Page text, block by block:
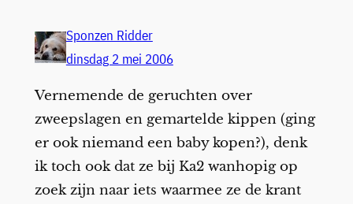
Sponzen Ridder
dinsdag 2 mei 2006
Vernemende de geruchten over
zweepslagen en gemartelde kippen (ging
er ook niemand een baby kopen?), denk
ik toch ook dat ze bij Ka2 wanhopig op
zoek zijn naar iets waarmee ze de krant